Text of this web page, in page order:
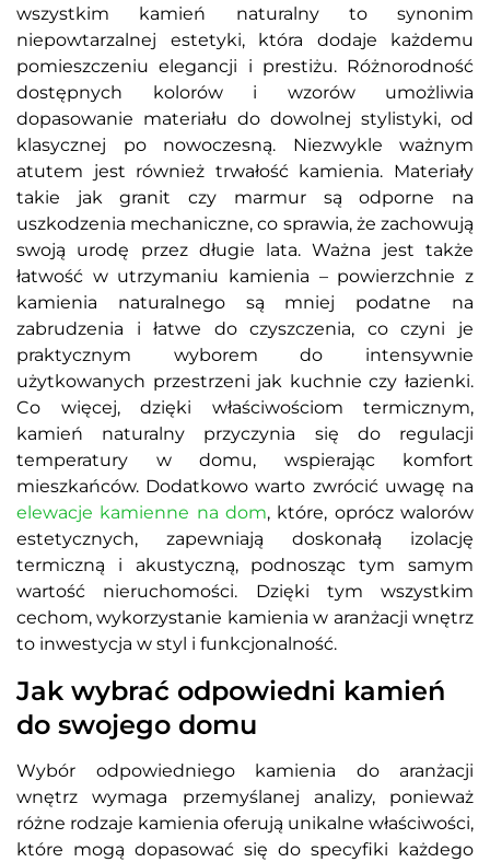
wszystkim kamień naturalny to synonim
niepowtarzalnej estetyki, która dodaje każdemu
pomieszczeniu elegancji i prestiżu. Różnorodność
dostępnych kolorów i wzorów umożliwia
dopasowanie materiału do dowolnej stylistyki, od
klasycznej po nowoczesną. Niezwykle ważnym
atutem jest również trwałość kamienia. Materiały
takie jak granit czy marmur są odporne na
uszkodzenia mechaniczne, co sprawia, że zachowują
swoją urodę przez długie lata. Ważna jest także
łatwość w utrzymaniu kamienia – powierzchnie z
kamienia naturalnego są mniej podatne na
zabrudzenia i łatwe do czyszczenia, co czyni je
praktycznym wyborem do intensywnie
użytkowanych przestrzeni jak kuchnie czy łazienki.
Co więcej, dzięki właściwościom termicznym,
kamień naturalny przyczynia się do regulacji
temperatury w domu, wspierając komfort
mieszkańców. Dodatkowo warto zwrócić uwagę na
elewacje kamienne na dom, które, oprócz walorów
estetycznych, zapewniają doskonałą izolację
termiczną i akustyczną, podnosząc tym samym
wartość nieruchomości. Dzięki tym wszystkim
cechom, wykorzystanie kamienia w aranżacji wnętrz
to inwestycja w styl i funkcjonalność.
Jak wybrać odpowiedni kamień
do swojego domu
Wybór odpowiedniego kamienia do aranżacji
wnętrz wymaga przemyślanej analizy, ponieważ
różne rodzaje kamienia oferują unikalne właściwości,
które mogą dopasować się do specyfiki każdego